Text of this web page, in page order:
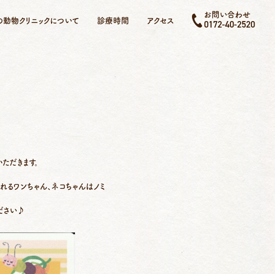
動物クリニックについて 診療時間 アクセス
お問い合わせ
0172-40-2520
きます。
ワンちゃん、ネコちゃんはノミ
さい♪